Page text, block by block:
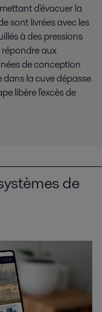
d'évacuer la
sont livrées avec les
à des pressions
aux
de conception
dans la cuve dépasse
libère l'excès de
de